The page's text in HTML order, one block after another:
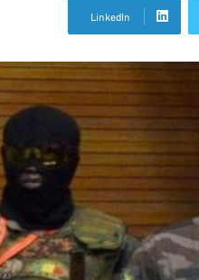
LinkedIn